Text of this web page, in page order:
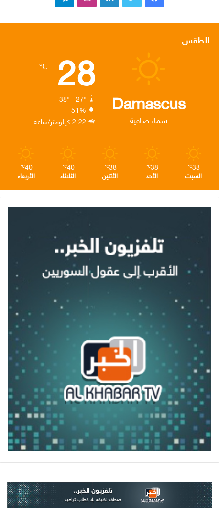
ب
و
ق
ر
ا
ر
ا
الطقس
Damascus
سماء صافية
28
℃
38º - 27º
51%
2.22 كيلومتر/ساعة
38
℃
السبت
38
℃
الأحد
38
℃
الأثنين
40
℃
الثلاثاء
40
℃
الأربعاء